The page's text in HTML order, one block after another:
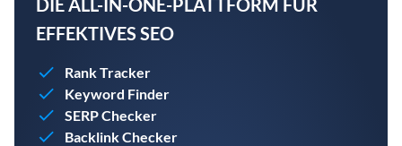
DIE ALL-IN-ONE-PLATTFORM FÜR
EFFEKTIVES SEO
Rank Tracker
Keyword Finder
SERP Checker
Backlink Checker